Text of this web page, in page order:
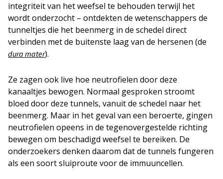
integriteit van het weefsel te behouden terwijl het
wordt onderzocht – ontdekten de wetenschappers de
tunneltjes die het beenmerg in de schedel direct
verbinden met de buitenste laag van de hersenen (de
dura mater).
Ze zagen ook live hoe neutrofielen door deze
kanaaltjes bewogen. Normaal gesproken stroomt
bloed door deze tunnels, vanuit de schedel naar het
beenmerg. Maar in het geval van een beroerte, gingen
neutrofielen opeens in de tegenovergestelde richting
bewegen om beschadigd weefsel te bereiken. De
onderzoekers denken daarom dat de tunnels fungeren
als een soort sluiproute voor de immuuncellen.